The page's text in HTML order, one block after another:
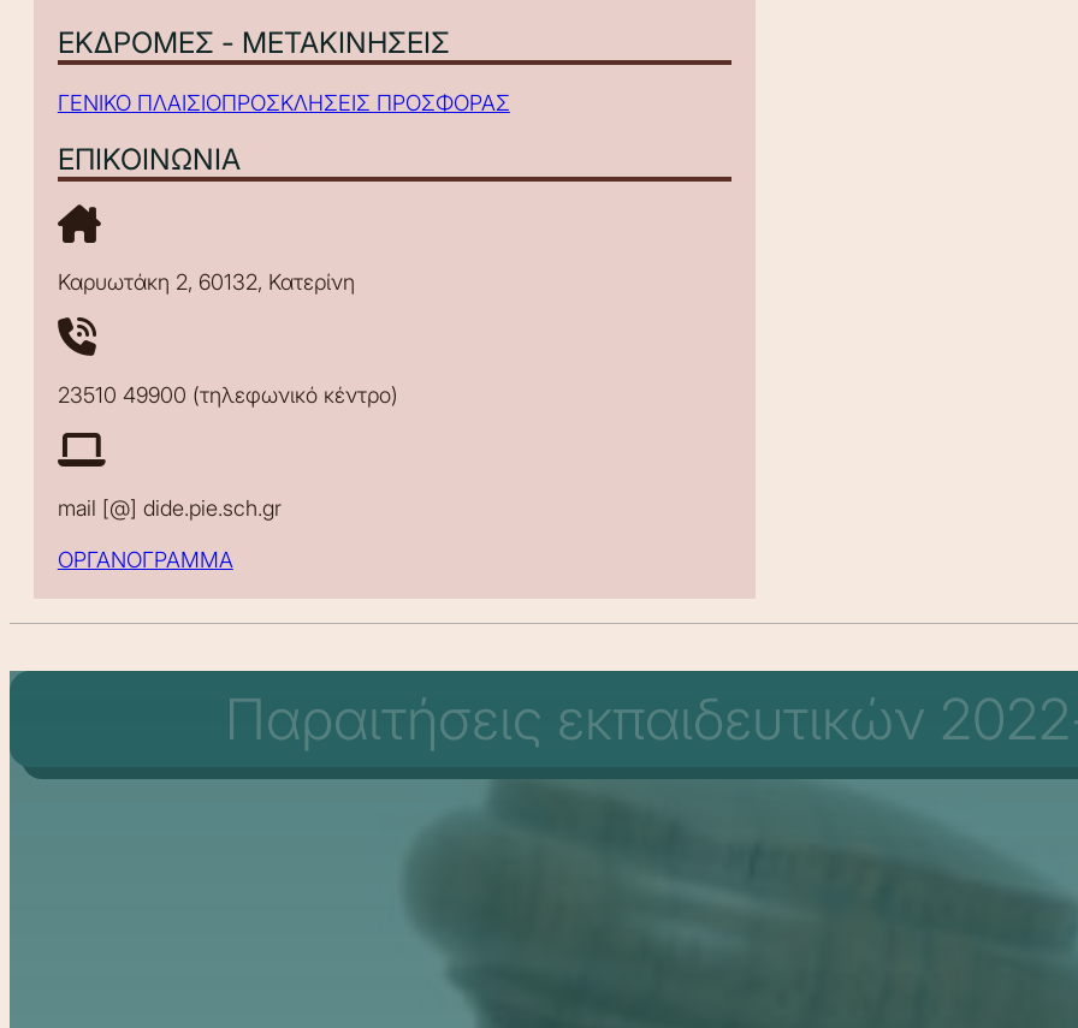
ΕΚΔΡΟΜΕΣ - ΜΕΤΑΚΙΝΗΣΕΙΣ
ΓΕΝΙΚΟ ΠΛΑΙΣΙΟΠΡΟΣΚΛΗΣΕΙΣ ΠΡΟΣΦΟΡΑΣ
ΕΠΙΚΟΙΝΩΝΙΑ
Καρυωτάκη 2, 60132, Κατερίνη
23510 49900 (τηλεφωνικό κέντρο)
mail [@] dide.pie.sch.gr
ΟΡΓΑΝΟΓΡΑΜΜΑ
Παραιτήσεις εκπαιδευτικών